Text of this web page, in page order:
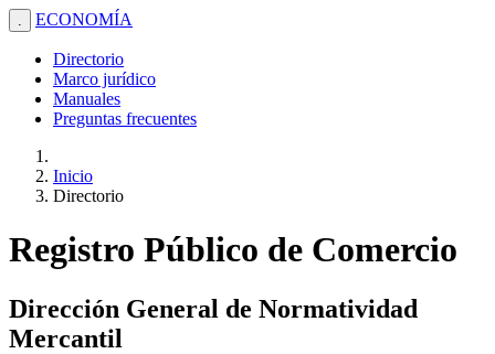
. ECONOMÍA
Directorio
Marco jurídico
Manuales
Preguntas frecuentes
Inicio
Directorio
Registro Público de Comercio
Dirección General de Normatividad
Mercantil